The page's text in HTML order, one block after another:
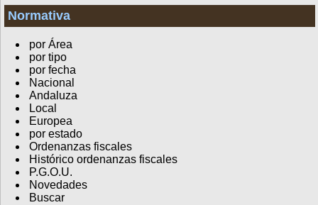
Normativa
por Área
por tipo
por fecha
Nacional
Andaluza
Local
Europea
por estado
Ordenanzas fiscales
Histórico ordenanzas fiscales
P.G.O.U.
Novedades
Buscar